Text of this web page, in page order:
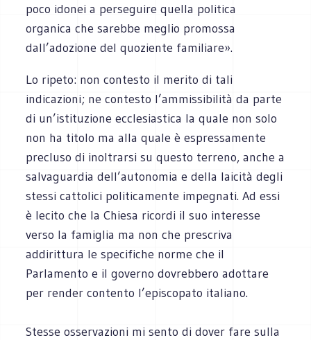
poco idonei a perseguire quella politica
organica che sarebbe meglio promossa
dall’adozione del quoziente familiare».
Lo ripeto: non contesto il merito di tali
indicazioni; ne contesto l’ammissibilità da parte
di un’istituzione ecclesiastica la quale non solo
non ha titolo ma alla quale è espressamente
precluso di inoltrarsi su questo terreno, anche a
salvaguardia dell’autonomia e della laicità degli
stessi cattolici politicamente impegnati. Ad essi
è lecito che la Chiesa ricordi il suo interesse
verso la famiglia ma non che prescriva
addirittura le specifiche norme che il
Parlamento e il governo dovrebbero adottare
per render contento l’episcopato italiano.
Stesse osservazioni mi sento di dover fare sulla